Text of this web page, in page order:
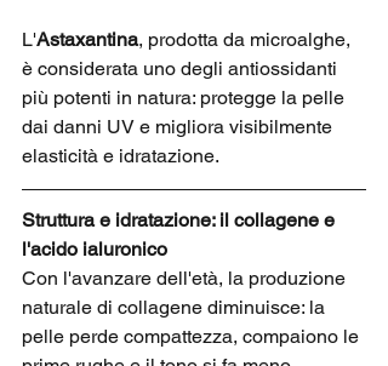
L'Astaxantina, prodotta da microalghe,
è considerata uno degli antiossidanti
più potenti in natura: protegge la pelle
dai danni UV e migliora visibilmente
elasticità e idratazione.
Struttura e idratazione: il collagene e
l'acido ialuronico
Con l'avanzare dell'età, la produzione
naturale di collagene diminuisce: la
pelle perde compattezza, compaiono le